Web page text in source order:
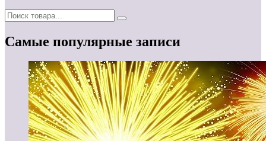
Самые популярные записи